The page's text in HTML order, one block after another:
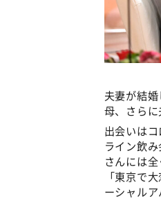
夫妻が結
母、さらに
出会いは
ライン飲
さんには
「東京で
ーシャル